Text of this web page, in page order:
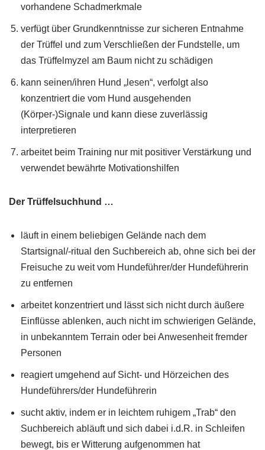
vorhandene Schadmerkmale
verfügt über Grundkenntnisse zur sicheren Entnahme
der Trüffel und zum Verschließen der Fundstelle, um
das Trüffelmyzel am Baum nicht zu schädigen
kann seinen/ihren Hund „lesen“, verfolgt also
konzentriert die vom Hund ausgehenden
(Körper-)Signale und kann diese zuverlässig
interpretieren
arbeitet beim Training nur mit positiver Verstärkung und
verwendet bewährte Motivationshilfen
Der Trüffelsuchhund …
läuft in einem beliebigen Gelände nach dem
Startsignal/-ritual den Suchbereich ab, ohne sich bei der
Freisuche zu weit vom Hundeführer/der Hundeführerin
zu entfernen
arbeitet konzentriert und lässt sich nicht durch äußere
Einflüsse ablenken, auch nicht im schwierigen Gelände,
in unbekanntem Terrain oder bei Anwesenheit fremder
Personen
reagiert umgehend auf Sicht- und Hörzeichen des
Hundeführers/der Hundeführerin
sucht aktiv, indem er in leichtem ruhigem „Trab“ den
Suchbereich abläuft und sich dabei i.d.R. in Schleifen
bewegt, bis er Witterung aufgenommen hat